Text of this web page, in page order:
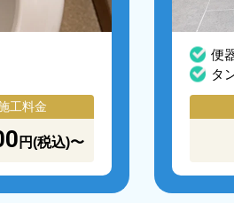
工料金
円(税込)〜
便
タ